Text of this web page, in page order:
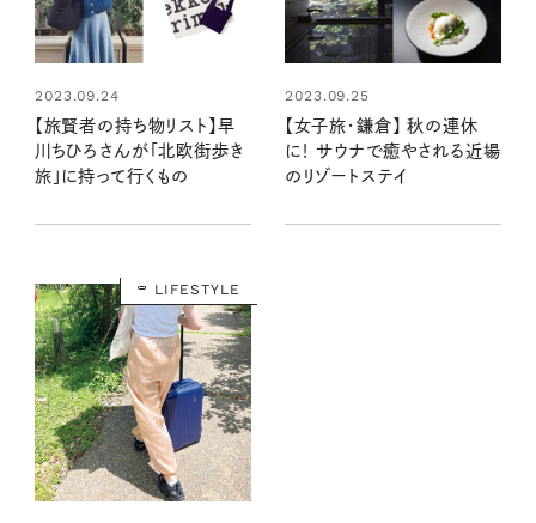
2023.09.24
【旅賢者の持ち物リスト】早
川ちひろさんが「北欧街歩き
旅」に持って行くもの
2023.09.25
【女子旅・鎌倉】 秋の連休
に！ サウナで癒やされる近場
のリゾートステイ
LIFESTYLE